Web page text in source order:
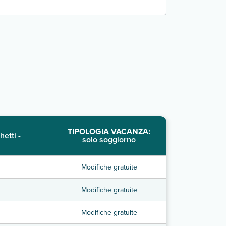
- TIPOLOGIA VACANZA:
solo soggiorno
Modifiche gratuite
Modifiche gratuite
Modifiche gratuite